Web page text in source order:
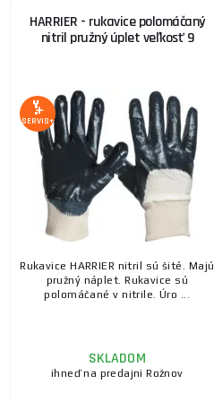
HARRIER - rukavice polomáčaný
nitril pružný úplet veľkosť 9
SERVIS+
Rukavice HARRIER nitril sú šité. Majú
pružný náplet. Rukavice sú
polomáčané v nitrile. Úro ...
SKLADOM
ihneď na predajni Rožnov